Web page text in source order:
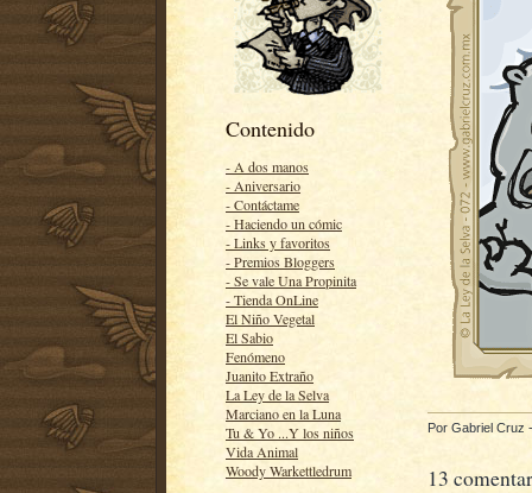
Contenido
- A dos manos
- Aniversario
- Contáctame
- Haciendo un cómic
- Links y favoritos
- Premios Bloggers
- Se vale Una Propinita
- Tienda OnLine
El Niño Vegetal
El Sabio
Fenómeno
Juanito Extraño
La Ley de la Selva
Marciano en la Luna
Tu & Yo ...Y los niños
Vida Animal
Woody Warkettledrum
Por Gabriel Cruz
13